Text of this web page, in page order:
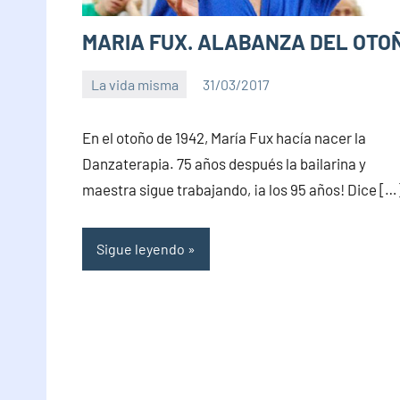
MARIA FUX. ALABANZA DEL
La vida misma 31/03/2017
comentarios
En el otoño de 1942, María Fux hacía nacer la
Danzaterapia. 75 años después la bailarina y
maestra sigue trabajando, ¡a los 95 años! Dice
Sigue leyendo